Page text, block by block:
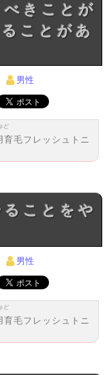
ことがあ
男性
毛フレッシュトニ
男性
毛フレッシュトニ